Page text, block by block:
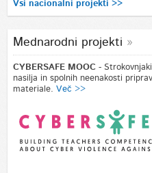
Vsi nacionalni projekti >>
Mednarodni projekti
CYBERSAFE MOOC -
nasilja in spolnih neenakosti
materiale. Več >>